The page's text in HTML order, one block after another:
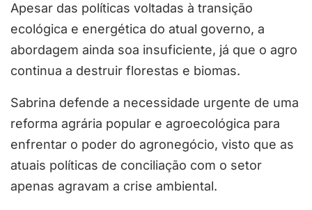
Apesar das políticas voltadas à transição
ecológica e energética do atual governo, a
abordagem ainda soa insuficiente, já que o agro
continua a destruir florestas e biomas.
Sabrina defende a necessidade urgente de uma
reforma agrária popular e agroecológica para
enfrentar o poder do agronegócio, visto que as
atuais políticas de conciliação com o setor
apenas agravam a crise ambiental.